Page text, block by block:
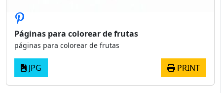
Páginas para colorear de frutas
páginas para colorear de frutas
JPG PRINT